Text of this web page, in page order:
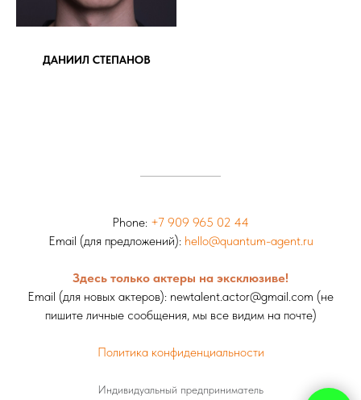
ДАНИИЛ СТЕПАНОВ
Phone: +7 909 965 02 44
Email (для предложений): hello@quantum-agent.ru
Здесь только актеры на эксклюзиве!
Email (для новых актеров): newtalent.actor@gmail.com (не
пишите личные сообщения, мы все видим на почте)
Политика конфиденциальности
Индивидуальный предприниматель